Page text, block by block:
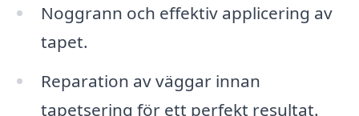
Noggrann och effektiv applicering av
tapet.
Reparation av väggar innan
tapetsering för ett perfekt resultat.